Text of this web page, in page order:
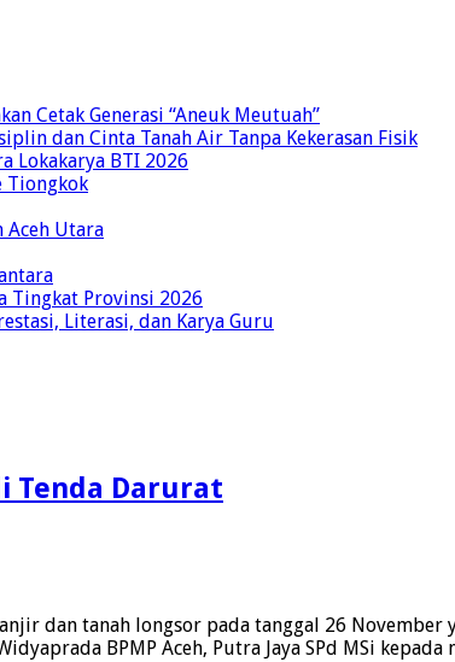
Cetak Generasi “Aneuk Meutuah”
dan Cinta Tanah Air Tanpa Kekerasan Fisik
Lokakarya BTI 2026
Tiongkok
Aceh Utara
Tingkat Provinsi 2026
Literasi, dan Karya Guru
Tenda Darurat
dan tanah longsor pada tanggal 26
BPMP Aceh, Putra Jaya SPd MSi